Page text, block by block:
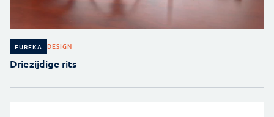
EUREKA DESIGN
Driezijdige rits